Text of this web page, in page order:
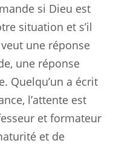
si Dieu est
situation et s’il
une réponse
une réponse
Quelqu’un a écrit
l’attente est
et formateur
et de